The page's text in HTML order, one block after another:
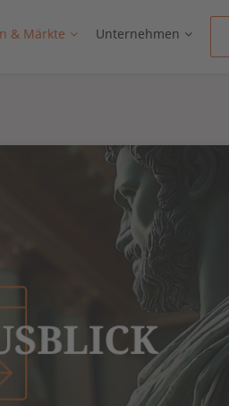
& Märkte Unternehmen